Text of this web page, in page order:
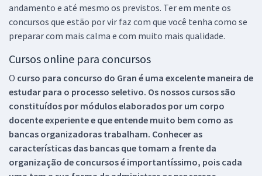
andamento e até mesmo os previstos. Ter em mente os
concursos que estão por vir faz com que você tenha como se
preparar com mais calma e com muito mais qualidade.
Cursos online para concursos
O curso para concurso do Gran é uma excelente maneira de
estudar para o processo seletivo. Os nossos cursos são
constituídos por módulos elaborados por um corpo
docente experiente e que entende muito bem como as
bancas organizadoras trabalham. Conhecer as
características das bancas que tomam a frente da
organização de concursos é importantíssimo, pois cada